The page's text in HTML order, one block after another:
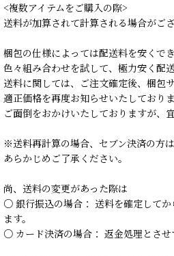
<複数アイテムをご購入の際>
送料が加算されて計算される場合がござ
梱包の仕様によっては配送料を安くで
色々組み合わせを試して、極力安く配
送料に関しては、ご注文確定後、梱包
適正価格を再度お知らせいたしておりま
ご面倒をおかけいたしておりますが、
※送料再計算の場合、セブン決済の方
あらかじめご了承ください。
尚、送料の変更があった際は
○ 銀行振込の場合： 送料を確定して
ます。
○ カード決済の場合： 返金処理とさせ